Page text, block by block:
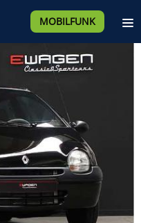
MOBILFUNK